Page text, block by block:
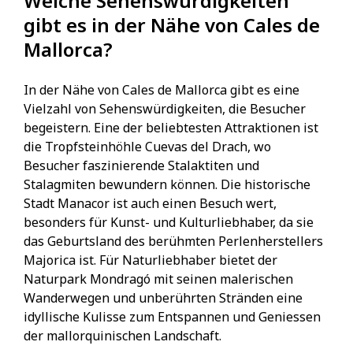
gibt es in der Nähe von Cales de
Mallorca?
In der Nähe von Cales de Mallorca gibt es eine
Vielzahl von Sehenswürdigkeiten, die Besucher
begeistern. Eine der beliebtesten Attraktionen ist
die Tropfsteinhöhle Cuevas del Drach, wo
Besucher faszinierende Stalaktiten und
Stalagmiten bewundern können. Die historische
Stadt Manacor ist auch einen Besuch wert,
besonders für Kunst- und Kulturliebhaber, da sie
das Geburtsland des berühmten Perlenherstellers
Majorica ist. Für Naturliebhaber bietet der
Naturpark Mondragó mit seinen malerischen
Wanderwegen und unberührten Stränden eine
idyllische Kulisse zum Entspannen und Geniessen
der mallorquinischen Landschaft.